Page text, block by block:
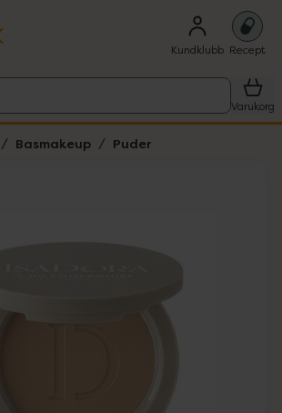
Kundklubb Recept
Varukorg
Basmakeup Puder